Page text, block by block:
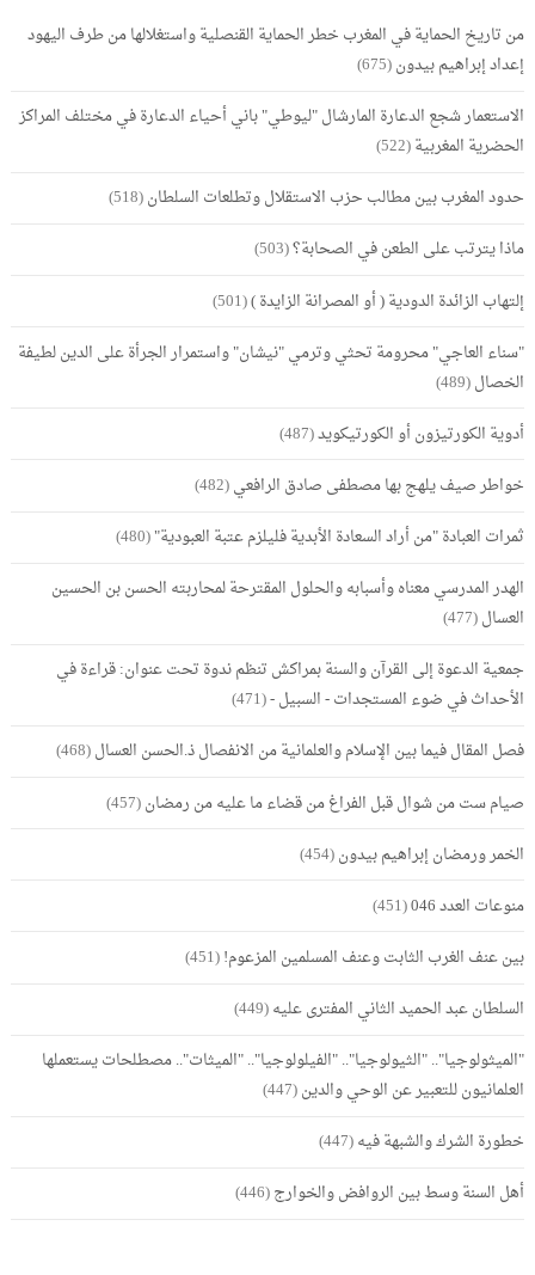
من تاريخ الحماية في المغرب خطر الحماية القنصلية واستغلالها من طرف اليهود
إعداد إبراهيم بيدون(675)
الاستعمار شجع الدعارة المارشال "ليوطي" باني أحياء الدعارة في مختلف المراكز
الحضرية المغربية(522)
حدود المغرب بين مطالب حزب الاستقلال وتطلعات السلطان(518)
ماذا يترتب على الطعن في الصحابة؟(503)
إلتهاب الزائدة الدودية ( أو المصرانة الزايدة )(501)
"سناء العاجي" محرومة تحثي وترمي "نيشان" واستمرار الجرأة على الدين لطيفة
الخصال(489)
أدوية الكورتيزون أو الكورتيكويد(487)
خواطر صيف يلهج بها مصطفى صادق الرافعي(482)
ثمرات العبادة "من أراد السعادة الأبدية فليلزم عتبة العبودية"(480)
الهدر المدرسي معناه وأسبابه والحلول المقترحة لمحاربته الحسن بن الحسين
العسال(477)
جمعية الدعوة إلى القرآن والسنة بمراكش تنظم ندوة تحت عنوان: قراءة في
الأحداث في ضوء المستجدات - السبيل -(471)
فصل المقال فيما بين الإسلام والعلمانية من الانفصال ذ.الحسن العسال(468)
صيام ست من شوال قبل الفراغ من قضاء ما عليه من رمضان(457)
الخمر ورمضان إبراهيم بيدون(454)
منوعات العدد 046
(451)
بين عنف الغرب الثابت وعنف المسلمين المزعوم!(451)
السلطان عبد الحميد الثاني المفترى عليه(449)
"الميثولوجيا".. "الثيولوجيا".. "الفيلولوجيا".. "الميثات".. مصطلحات يستعملها
العلمانيون للتعبير عن الوحي والدين(447)
خطورة الشرك والشبهة فيه(447)
أهل السنة وسط بين الروافض والخوارج(446)